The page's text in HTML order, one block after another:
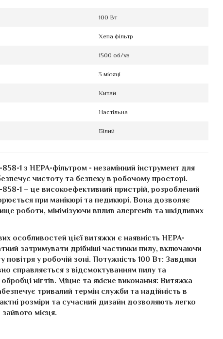
100 Вт
Хепа фільтр
1500 об/хв
3 місяці
Китай
Настільна
Білий
1 з HEPA-фільтром - незамінний інструмент для
чистоту та безпеку в робочому просторі.
1 – це високоефективний пристрій, розроблений
при манікюрі та педикюрі. Вона дозволяє
роботи, мінімізуючи вплив алергенів та шкідливих
особливостей цієї витяжки є наявність HEPA-
затримувати дрібніші частинки пилу, включаючи
повітря у робочій зоні. Потужність 100 Вт: Завдяки
справляється з відсмоктуванням пилу та
нігтів. Міцне та якісне виконання: Витяжка
тривалий термін служби та надійність в
розміри та сучасний дизайн дозволяють легко
місця.